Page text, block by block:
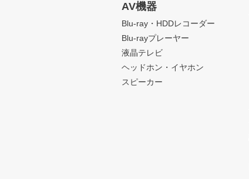
AV機器
Blu-ray・HDDレコーダー
Blu-rayプレーヤー
液晶テレビ
ヘッドホン・イヤホン
スピーカー